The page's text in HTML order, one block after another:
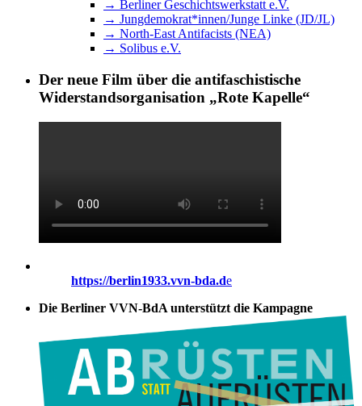
→ Berliner Geschichtswerkstatt e.V.
→ Jungdemokrat*innen/Junge Linke (JD/JL)
→ North-East Antifacists (NEA)
→ Solibus e.V.
Der neue Film über die antifaschistische
Widerstandsorganisation „Rote Kapelle“
https://berlin1933.vvn-bda.de
Die Berliner VVN-BdA unterstützt die Kampagne